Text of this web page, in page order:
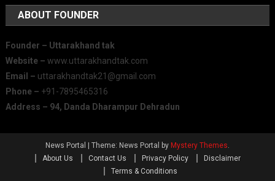
ABOUT FOUNDER
Founder – Uttarakhand tak
Website – www.uttarakhandtak.com
Email – uttarakhandtak21@gmail.com
Phone – +91-7895465316
Address – 94, Danda Dharampur Dehradun
News Portal Theme: News Portal by Mystery Themes.
About Us
Contact Us Privacy Policy
Disclaimer
Terms & Conditions